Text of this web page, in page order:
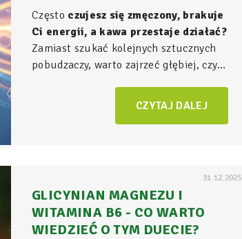
Często czujesz się zmęczony, brakuje
Ci energii, a kawa przestaje działać?
Zamiast szukać kolejnych sztucznych
pobudzaczy, warto zajrzeć głębiej, czyli
organizmie - tam, gdzie na poziomie
CZYTAJ DALEJ
31.12.2025
GLICYNIAN MAGNEZU I
WITAMINA B6 - CO WARTO
WIEDZIEĆ O TYM DUECIE?